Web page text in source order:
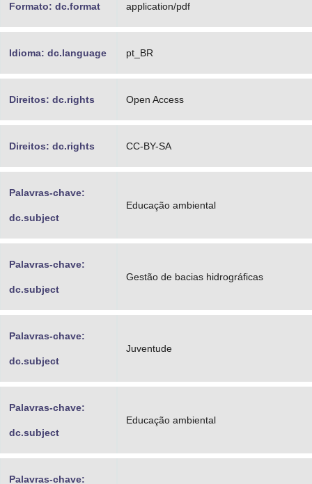
Formato: dc.format application/pdf
Idioma: dc.language pt_BR
Direitos: dc.rights Open Access
Direitos: dc.rights CC-BY-SA
Palavras-chave:
dc.subject
Educação ambiental
Palavras-chave:
dc.subject
Gestão de bacias hidrográficas
Palavras-chave:
dc.subject
Juventude
Palavras-chave:
dc.subject
Educação ambiental
Palavras-chave: